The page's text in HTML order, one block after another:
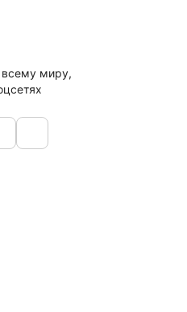
миру,